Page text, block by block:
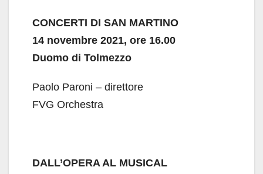
CONCERTI DI SAN MARTINO
14 novembre 2021, ore 16.00
Duomo di Tolmezzo
Paolo Paroni – direttore
FVG Orchestra
DALL’OPERA AL MUSICAL